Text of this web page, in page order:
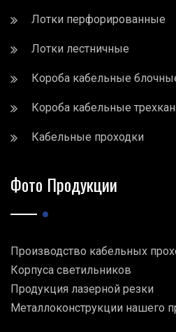
Лотки перфорированные
Лотки лестничные
Короба кабельные
Короба кабельные
Кабельные проходки
Фото Продукции
Производство кабельных
Корпуса светильников
Продукция лазерной резки
Металлоконструкции нашего